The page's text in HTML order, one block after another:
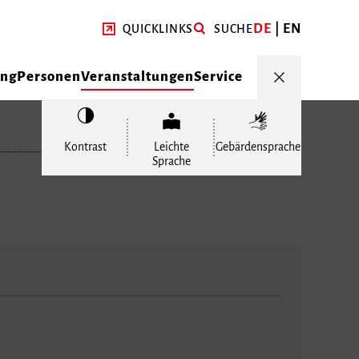
QUICKLINKS SUCHEDE EN
PersonenVeranstaltungenService
Kontrast
Leichte
Sprache
Gebärdensprache